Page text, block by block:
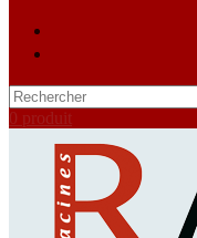
0 produit